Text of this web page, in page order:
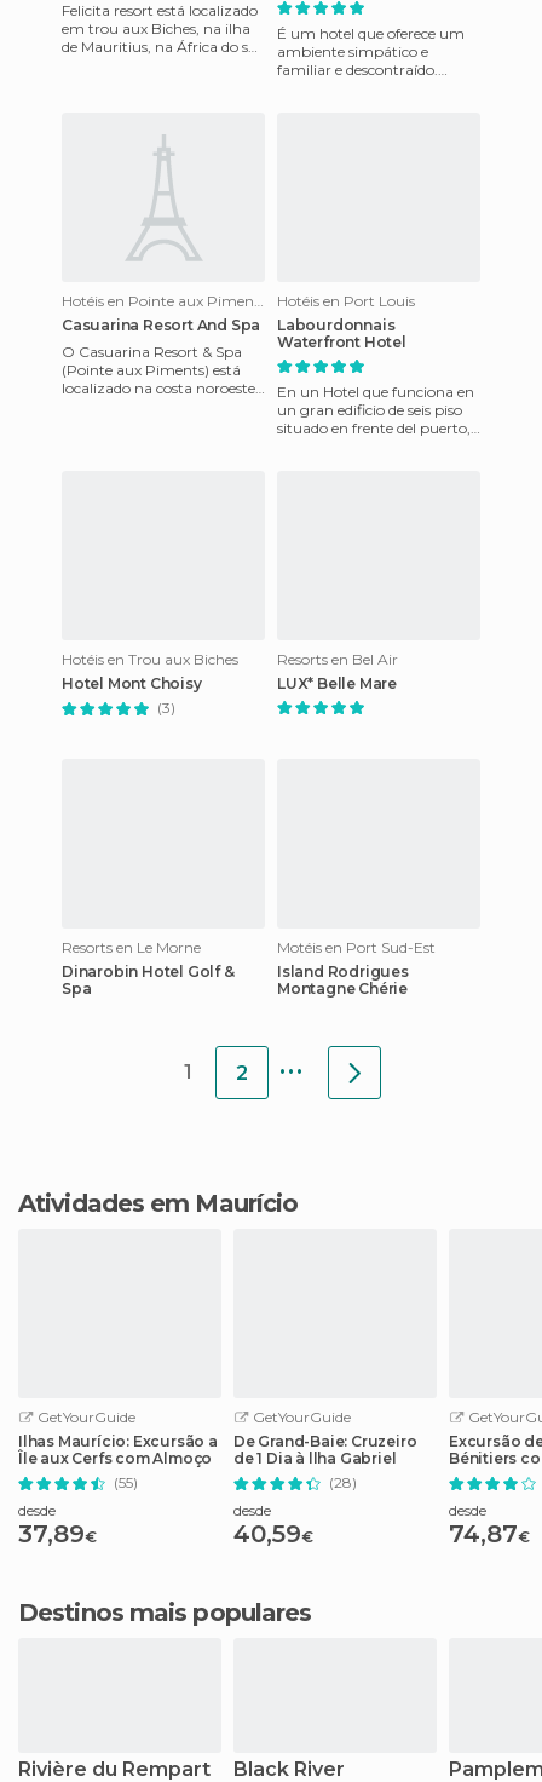
Felicita resort está localizado
em trou aux Biches, na ilha
de Mauritius, na África do sul.
É um hotel que oferece um
ambiente simpático e
familiar e descontraído.
Casuarina Resort And Spa
O Casuarina Resort & Spa
(Pointe aux Piments) está
localizado na costa noroeste,
Hotéis en Port Louis
Labourdonnais
Waterfront Hotel
En un Hotel que funciona en
un gran edificio de seis piso
situado en frente del puerto,
Hotéis en Trou aux Biches
Hotel Mont Choisy
(3)
Resorts en Bel Air
LUX* Belle Mare
Resorts en Le Morne
Dinarobin Hotel Golf &
Spa
Motéis en Port Sud-Est
Island Rodrigues
Montagne Chérie
1 2 ...
Atividades em Maurício
GetYourGuide
Ilhas Maurício: Excursão a
Île aux Cerfs com Almoço
(55)
desde
37,89€
GetYourGuide
De Grand-Baie: Cruzeiro
de 1 Dia à llha Gabriel
(28)
desde
40,59€
Excursão
Bénitiers
desde
74,87€
Destinos mais populares
Rivière du Rempart Black River